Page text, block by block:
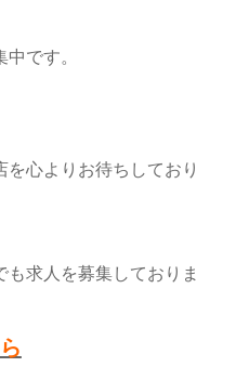
です。
心よりお待ちしており
求人を募集しておりま